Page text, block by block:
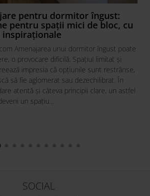
pentru dormitor îngust:
pentru spații mici de bloc, cu
Amenajarea unui dormitor îngust poate
o provocare dificilă. Spațiul limitat și
impresia că opțiunile sunt restrânse,
să fie aglomerat sau dezechilibrat. În
atentă și câteva principii clare, un astfel
un spațiu...
SOCIAL